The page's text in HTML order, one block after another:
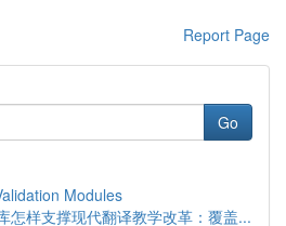
Report Page
Go
Modules
怎样支撑现代翻译教学改革：覆盖...